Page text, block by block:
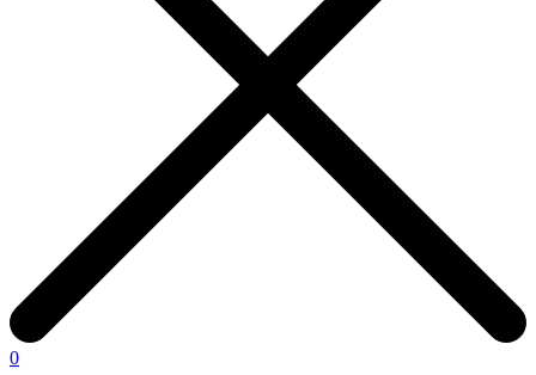
0